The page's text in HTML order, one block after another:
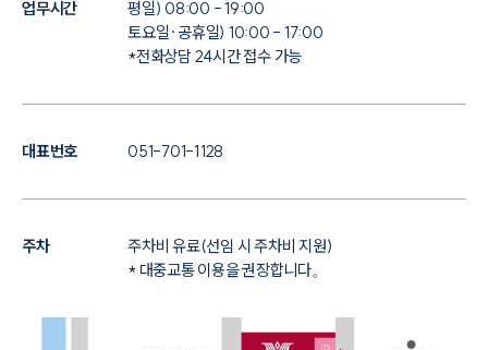
업무시간
평일) 08:00 - 19:00
토요일·공휴일) 10:00 - 17:00
*전화상담 24시간 접수 가능
대표번호 051-701-1128
주차
주차비 유료(선임 시 주차비 지원)
* 대중교통 이용을 권장합니다。